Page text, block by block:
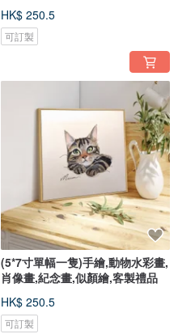
HK$ 250.5
可訂製
(5*7寸單幅一隻)手繪,動物水彩畫,
肖像畫,紀念畫,似顏繪,客製禮品
HK$ 250.5
可訂製